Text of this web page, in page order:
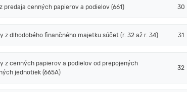
predaja cenných papierov a podielov (661) 30
z dlhodobého finančného majetku súčet (r. 32 až r. 34) 31
z cenných papierov a podielov od prepojených
jednotiek (665A)
32